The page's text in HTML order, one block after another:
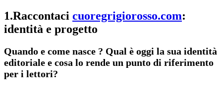
1.Raccontaci cuoregrigiorosso.com:
identità e progetto
Quando e come nasce ? Qual è oggi la sua identità
editoriale e cosa lo rende un punto di riferimento
per i lettori?